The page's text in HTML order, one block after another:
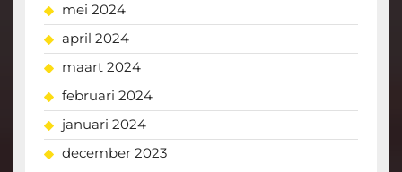
mei 2024
april 2024
maart 2024
februari 2024
januari 2024
december 2023